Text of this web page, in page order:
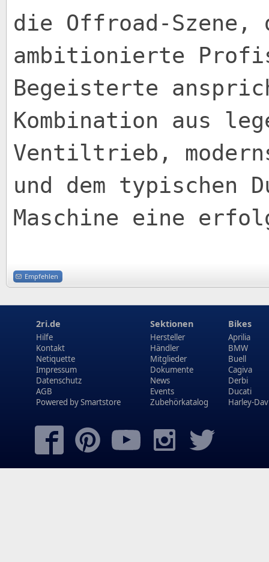
die Offroad-Szene,
ambitionierte
Begeisterte
Kombination aus
Ventiltrieb,
und dem
Maschine eine
Empfehlen
2ri.de
Hilfe
Kontakt
Netiquette
Impressum
Datenschutz
AGB
Powered bySmartstore
Sektionen
Hersteller
Händler
Mitglieder
Dokumente
News
Events
Zubehörkatalog
Bikes
Aprilia
BMW
Buell
Cagiva
Derbi
Ducati
Harley-